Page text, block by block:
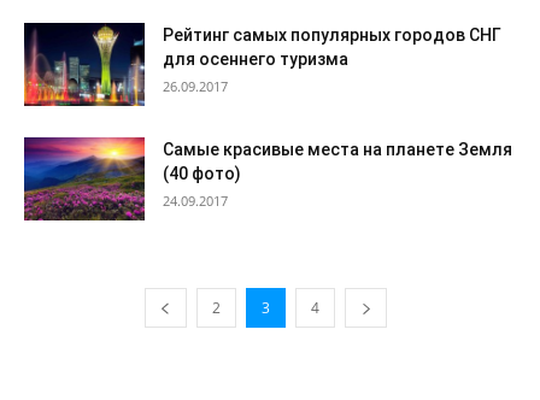
Рейтинг самых популярных городов СНГ
для осеннего туризма
26.09.2017
Самые красивые места на планете Земля
(40 фото)
24.09.2017
2 3 4